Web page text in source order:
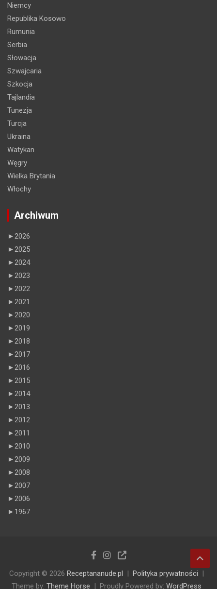
Niemcy
Republika Kosowo
Rumunia
Serbia
Słowacja
Szwajcaria
Szkocja
Tajlandia
Tunezja
Turcja
Ukraina
Watykan
Węgry
Wielka Brytania
Włochy
Archiwum
►2026
►2025
►2024
►2023
►2022
►2021
►2020
►2019
►2018
►2017
►2016
►2015
►2014
►2013
►2012
►2011
►2010
►2009
►2008
►2007
►2006
► 1967
Copyright © 2026 Receptananude.pl
Polityka prywatności
Theme by: Theme Horse Proudly Powered by: WordPress